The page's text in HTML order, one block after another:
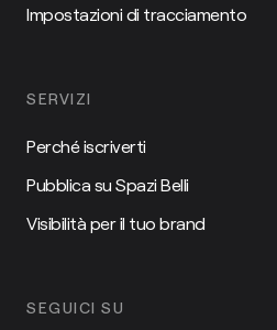
Impostazioni di tracciamento
SERVIZI
Perché iscriverti
Pubblica su Spazi Belli
Visibilità per il tuo brand
SEGUICI SU